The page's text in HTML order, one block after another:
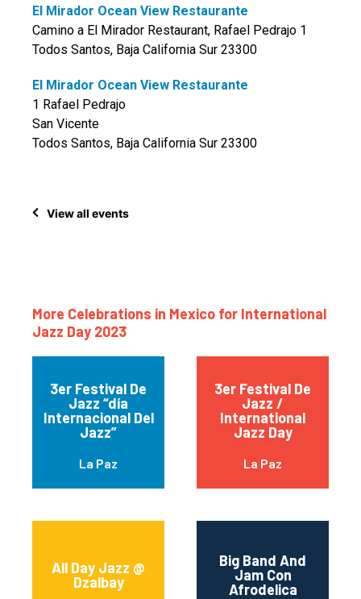
El Mirador Ocean View Restaurante
Camino a El Mirador Restaurant, Rafael Pedrajo 1
Todos Santos, Baja California Sur 23300
El Mirador Ocean View Restaurante
1 Rafael Pedrajo
San Vicente
Todos Santos, Baja California Sur 23300
View all events
More Celebrations in Mexico for International
Jazz Day 2023
3er Festival De
Jazz “día
Internacional Del
Jazz”
La Paz
3er Festival De
Jazz /
International
Jazz Day
La Paz
All Day Jazz @
Dzalbay
Big Band And
Jam Con
Afrodelica